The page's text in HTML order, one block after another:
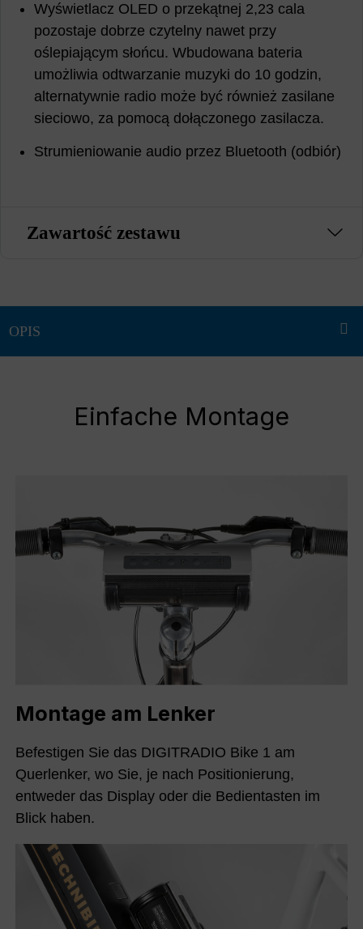
Wyświetlacz OLED o przekątnej 2,23 cala
pozostaje dobrze czytelny nawet przy
oślepiającym słońcu. Wbudowana bateria
umożliwia odtwarzanie muzyki do 10 godzin,
alternatywnie radio może być również zasilane
sieciowo, za pomocą dołączonego zasilacza.
Strumieniowanie audio przez Bluetooth (odbiór)
Zawartość zestawu
Einfache Montage
Montage am Lenker
Befestigen Sie das DIGITRADIO Bike 1 am
Querlenker, wo Sie, je nach Positionierung,
entweder das Display oder die Bedientasten im
Blick haben.